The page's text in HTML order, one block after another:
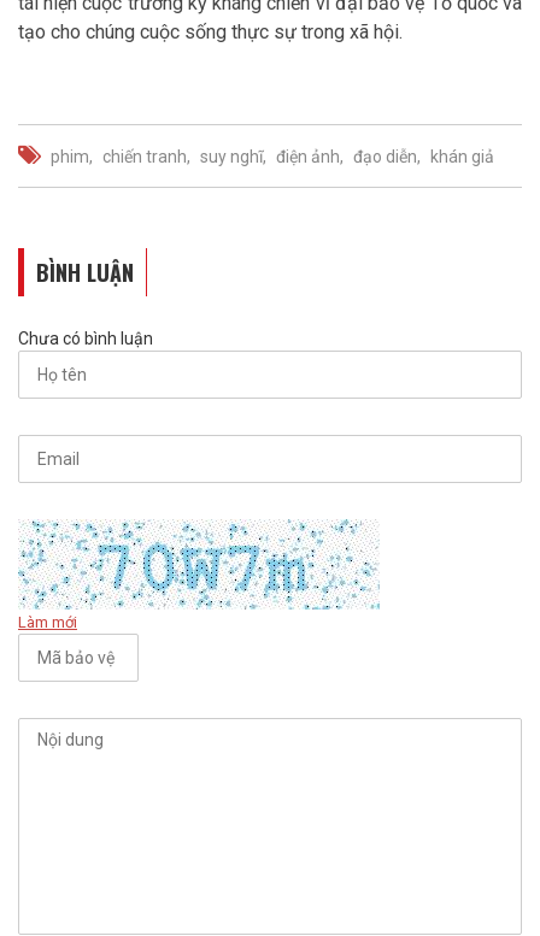
tạo cho chúng cuộc sống thực sự trong xã hội.
phim chiến tranh suy nghĩ điện ảnh đạo diễn khán giả
BÌNH LUẬN
Chưa có bình luận
Làm mới